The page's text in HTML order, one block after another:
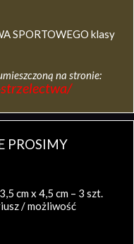
SPORTOWEGO klasy
na stronie:
PROSIMY
cm x 4,5 cm – 3 szt.
/ możliwość